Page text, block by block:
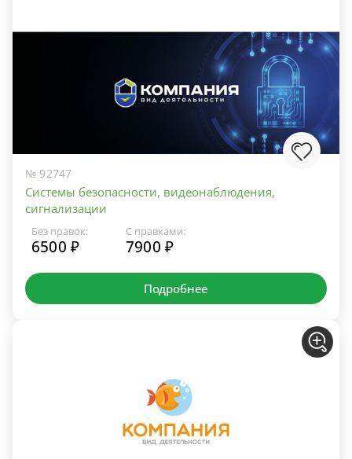
№ 92747
Системы безопасности, видеонаблюдения,
сигнализации
Без правок:
6500 ₽
С правками:
7900 ₽
Подробнее